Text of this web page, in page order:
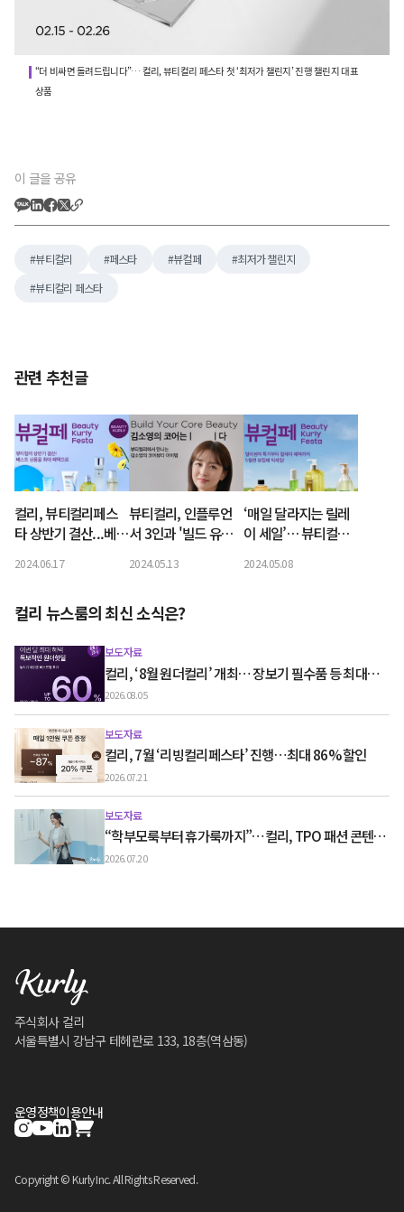
“더 비싸면 돌려드립니다”… 컬리, 뷰티컬리 페스타 첫 ‘최저가 챌린지’ 진행 챌린지 대표
상품
이 글을 공유
뷰티컬리 페스타 뷰컬페
최저가 챌린지
뷰티컬리 페스타
관련 추천글
컬리, 뷰티컬리페스
타 상반기 결산...베스
인
2024.06.17
뷰티컬리, 인플루언
서 3인과 '빌드 유어
개
2024.05.13
‘매일 달라지는 릴레
이 세일’… 뷰티컬리,
2024.05.08
컬리 뉴스룸의 최신 소식은?
보도자료
컬리, ‘8월 원더컬리’ 개최… 장보기 필수품 등 최대
60% 할인
2026.08.05
보도자료
컬리, 7월 ‘리빙컬리페스타’ 진행…최대 86% 할인
2026.07.21
보도자료
“학부모룩부터 휴가룩까지”…컬리, TPO 패션 콘텐츠
‘스타일노트’ 흥행
2026.07.20
주식회사 컬리
서울특별시 강남구 테헤란로 133, 18층(역삼동)
운영정책이용안내
Copyright © Kurly Inc. All Rights Reserved.